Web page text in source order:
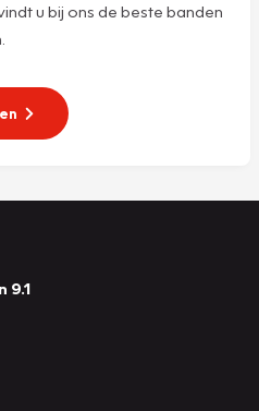
u bij ons de beste banden
9.1